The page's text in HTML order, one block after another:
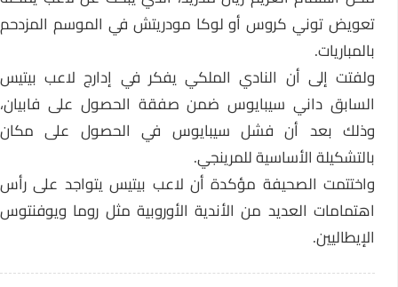
تعويض توني كروس أو لوكا مودريتش في الموسم المزدحم
بالمباريات.
ولفتت إلى أن النادي الملكي يفكر في إدارج لاعب بيتيس
السابق داني سيبايوس ضمن صفقة الحصول على فابيان،
وذلك بعد أن فشل سيبايوس في الحصول على مكان
بالتشكيلة الأساسية للمرينجي.
واختتمت الصحيفة مؤكدة أن لاعب بيتيس يتواجد على رأس
اهتمامات العديد من الأندية الأوروبية مثل روما ويوفنتوس
الإيطاليين.